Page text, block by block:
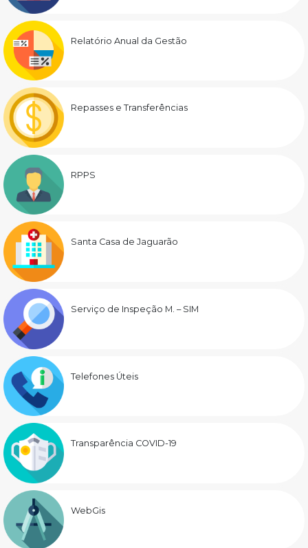
Relatório Anual da Gestão
Repasses e Transferências
RPPS
Santa Casa de Jaguarão
Serviço de Inspeção M. – SIM
Telefones Úteis
Transparência COVID-19
WebGis